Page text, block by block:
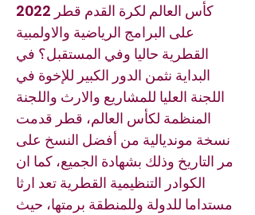
كأس العالم لكرة القدم قطر 2022
على البرامج الرياضية والاولمبية
القطرية حاليا وفي المستقبل؟ في
البداية نثمن الدور الكبير للإخوة في
اللجنة العليا للمشاريع والارث واللجنة
المنظمة لكأس العالم، قطر قدمت
نسخة مونديالية من أفضل النسخ على
مر التاريخ وذلك بشهادة الجميع، كما ان
الكوادر التنظيمية القطرية تعد ارثا
مستداما للدولة وللمنطقة برمتها، حيث